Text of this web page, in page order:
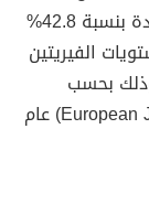
تحسّن واضح في أعراض اكتئاب ما بعد الولادة بنسبة 42.8%
الفيريتين
بحسب
دراسة نُشرت في مجلة (European Journal of Nutrition) عام